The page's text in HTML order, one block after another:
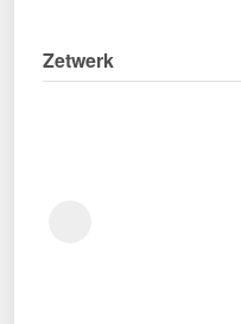
Zetwerk